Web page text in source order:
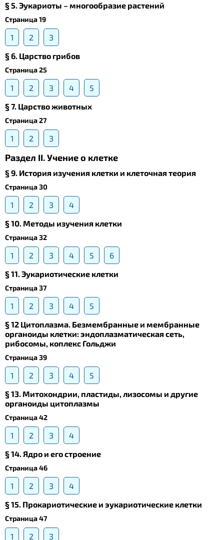
§ 5. Эукариоты – многообразие растений
Страница 19
1 2
3
§ 6. Царство грибов
Страница 25
1 2 3 4
5
§ 7. Царство животных
Страница 27
1 2 3
Раздел II. Учение о клетке
§ 9. История изучения клетки и клеточная теория
Страница 30
1 2 3
4
§ 10. Методы изучения клетки
Страница 32
1 2 3 4 5
6
§ 11. Эукариотические клетки
Страница 37
1 2 3 4
5
§ 12 Цитоплазма. Безмембранные и мембранные
органоиды клетки: эндоплазматическая сеть,
рибосомы, коплекс Гольджи
Страница 39
1 2 3 4
5
§ 13. Mитохондрии, пластиды, лизосомы и другие
органоиды цитоплазмы
Страница 42
1 2 3
4
§ 14. Ядро и его строение
Страница 46
1 2 3
4
§ 15. Прокариотические и эукариотические клетки
Страница 47
1 2 3